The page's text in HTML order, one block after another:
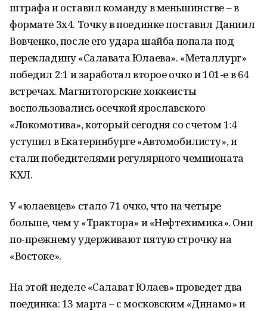
штрафа и оставил команду в меньшинстве – в
формате 3х4. Точку в поединке поставил Даниил
Вовченко, после его удара шайба попала под
перекладину «Салавата Юлаева». «Металлург»
победил 2:1 и заработал второе очко и 101-е в 64
встречах. Магнитогорские хоккеисты
воспользовались осечкой ярославского
«Локомотива», который сегодня со счетом 1:4
уступил в Екатеринбурге «Автомобилисту», и
стали победителями регулярного чемпионата
КХЛ.
У «юлаевцев» стало 71 очко, что на четыре
больше, чем у «Трактора» и «Нефтехимика». Они
по-прежнему удерживают пятую строчку на
«Востоке».
На этой неделе «Салават Юлаев» проведет два
поединка: 13 марта – с московским «Динамо» и